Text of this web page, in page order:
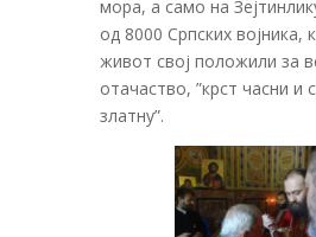
мора, а само на
од 8000 Српских војника,
живот свој положили за
отачаство, ”крст часни и
златну”.